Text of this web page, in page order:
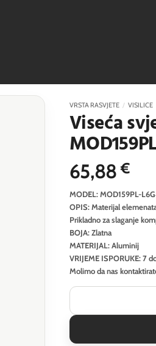
VRSTA RASVJETE / VISILICE
Viseća
65,88€
MODEL: MOD159PL-
OPIS: Materijal
Prikladno za slaganje
BOJA: Zlatna
MATERIJAL: Aluminij
VRIJEME ISPORUKE: 7
Molimo da nas